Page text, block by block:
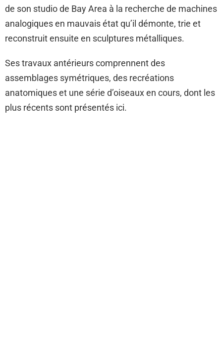
de son studio de Bay Area à la recherche de machines
analogiques en mauvais état qu’il démonte, trie et
reconstruit ensuite en sculptures métalliques.
Ses travaux antérieurs comprennent des
assemblages symétriques, des recréations
anatomiques et une série d’oiseaux en cours, dont les
plus récents sont présentés ici.